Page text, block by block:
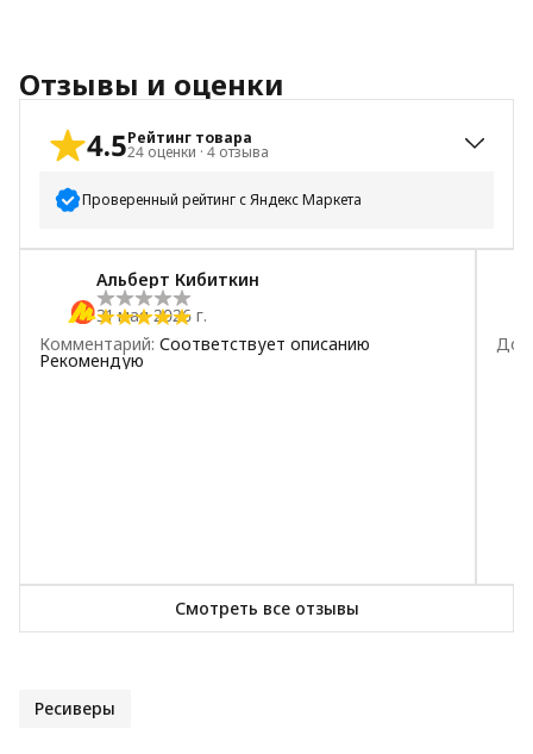
Отзывы и оценки
4.5Рейтинг товара
24 оценки · 4 отзыва
Проверенный рейтинг с Яндекс Маркета
5 звёзд
19
звезды
звезды
2 звезды
Альберт Кибиткин
31 мая 2026 г.
Комментарий: Соответствует описанию
Рекомендую
Смотреть все отзывы
Ресиверы